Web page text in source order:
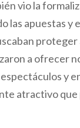
vio la
las apuestas y
proteger
a ofrecer
espectáculos y
atractivo